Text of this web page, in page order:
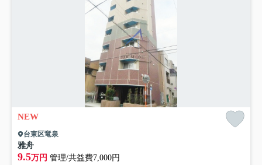
NEW
台東区竜泉
雅舟
9.5万円 管理/共益費7,000円